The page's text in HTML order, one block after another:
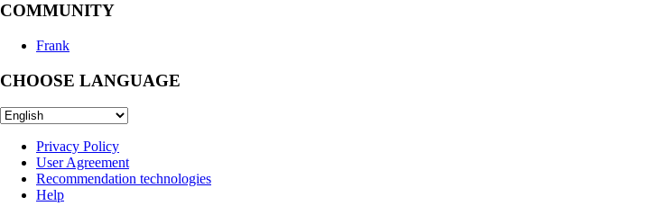
COMMUNITY
Frank
CHOOSE LANGUAGE
Privacy Policy
User Agreement
Recommendation technologies
Help